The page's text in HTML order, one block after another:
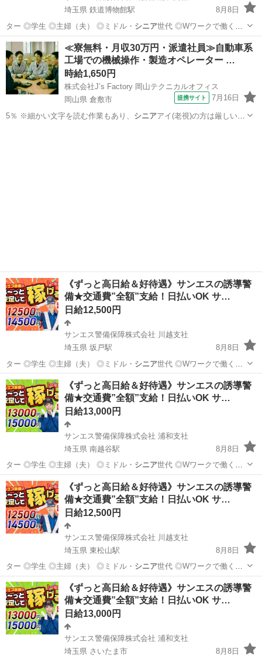
埼玉県 鉄道博物館駅
8月8日
ター ◎学生 ◎主婦（夫） ◎ミドル・ シニア世代 ◎Wワークで働く方
警備経験や…
埼玉 さいたま市 鉄道博物館駅 警備員
サンエス警備保障株式会社
≪寮無料・月収30万円・派遣社員≫自動車系
工場での機械操作・製造オペレーター …
時給1,650円
株式会社J’s Factory 岡山テクニカルオフィス
岡山県 倉敷市
提携サイト 7月16日
5％ ※細かい文字を読む作業もあり、 シニアアイ(老視)の方は厳しいで
《ずっと高日給＆好待遇》サンエスの誘導警
備★交通費”全額”支給！日払いOK サ…
日給12,500円
サンエス警備保障株式会社 川越支社
埼玉県 坂戸駅
8月8日
ター ◎学生 ◎主婦（夫） ◎ミドル・ シニア世代 ◎Wワークで働く方
警備経験や…
埼玉 坂戸市 坂戸駅 警備員 サンエス警備保障株式会社
《ずっと高日給＆好待遇》サンエスの誘導警
備★交通費”全額”支給！日払いOK サ…
日給13,000円
サンエス警備保障株式会社 浦和支社
埼玉県 南越谷駅
8月8日
ター ◎学生 ◎主婦（夫） ◎ミドル・ シニア世代 ◎Wワークで働く方
警備経験や…
埼玉 越谷市 南越谷駅 警備員
サンエス警備保障株式会社
《ずっと高日給＆好待遇》サンエスの誘導警
備★交通費”全額”支給！日払いOK サ…
日給12,500円
サンエス警備保障株式会社 川越支社
埼玉県 東松山駅
8月8日
ター ◎学生 ◎主婦（夫） ◎ミドル・ シニア世代 ◎Wワークで働く方
警備経験や…
埼玉 東松山市 東松山駅 警備員
サンエス警備保障株式会社
《ずっと高日給＆好待遇》サンエスの誘導警
備★交通費”全額”支給！日払いOK サ…
日給13,000円
サンエス警備保障株式会社 浦和支社
埼玉県 さいたま市
8月8日